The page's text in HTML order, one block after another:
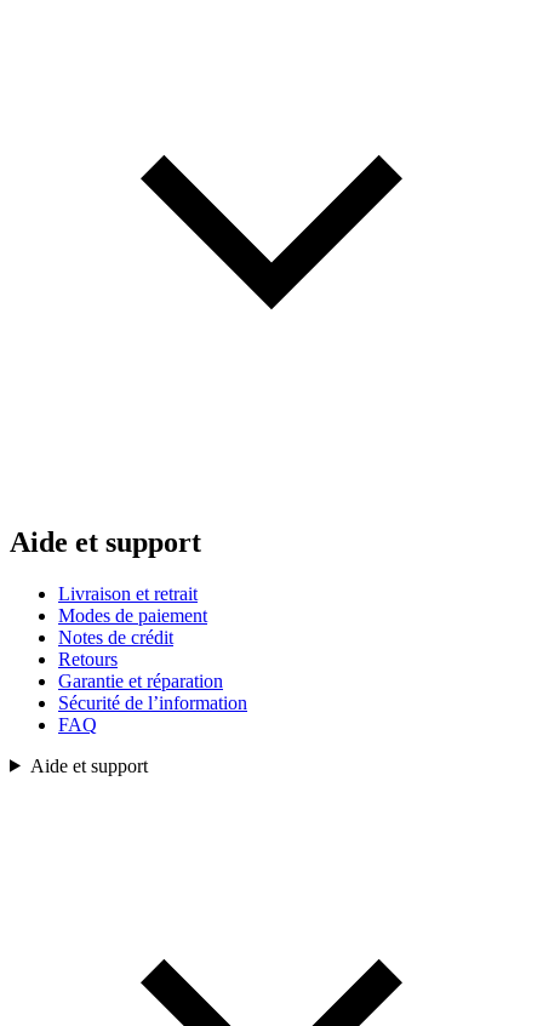
Aide et support
Livraison et retrait
Modes de paiement
Notes de crédit
Retours
Garantie et réparation
Sécurité de l’information
FAQ
Aide et support